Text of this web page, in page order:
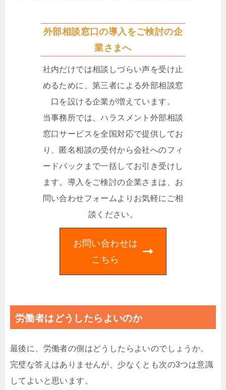
外部相談窓口の導入をご検討の企
業さまへ
社内だけでは相談しづらい声を受け止
めるために、第三者による外部相談窓
口を設ける企業が増えています。
当事務所では、ハラスメント外部相談
窓口サービスを全国対応で提供してお
り、匿名相談の受付から会社へのフィ
ードバックまで一括してお引き受けし
ます。導入をご検討の企業さまは、お
問い合わせフォームよりお気軽にご相
談ください。
お問い合わせは
こちら
労働者はどうしたらよいのか
最後に、労働者の側はどうしたらよいのでしょうか。
完璧な答えはありませんが、少なくとも次の3つは意識
してよいと思います。